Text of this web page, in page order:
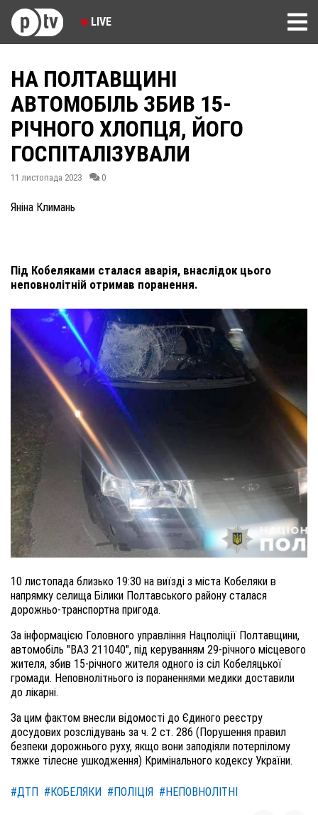
LIVE
НА ПОЛТАВЩИНІ
АВТОМОБІЛЬ ЗБИВ 15-
РІЧНОГО ХЛОПЦЯ, ЙОГО
ГОСПІТАЛІЗУВАЛИ
11 листопада 2023 0
Яніна Климань
Під Кобеляками сталася аварія, внаслідок цього
неповнолітній отримав поранення.
10 листопада близько 19:30 на виїзді з міста Кобеляки в
напрямку селища Білики Полтавського району сталася
дорожньо-транспортна пригода.
За інформацією Головного управління Нацполіції Полтавщини,
автомобіль "ВАЗ 211040", під керуванням 29-річного місцевого
жителя, збив 15-річного жителя одного із сіл Кобеляцької
громади. Неповнолітнього із пораненнями медики доставили
до лікарні.
За цим фактом внесли відомості до Єдиного реєстру
досудових розслідувань за ч. 2 ст. 286 (Порушення правил
безпеки дорожнього руху, якщо вони заподіяли потерпілому
тяжке тілесне ушкодження) Кримінального кодексу України.
#ДТП #КОБЕЛЯКИ #ПОЛІЦІЯ #НЕПОВНОЛІТНІ